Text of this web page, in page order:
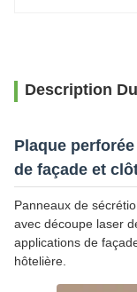
Description
Plaque
de façade et
Panneaux de
avec découpe laser
applications de
hôtelière.